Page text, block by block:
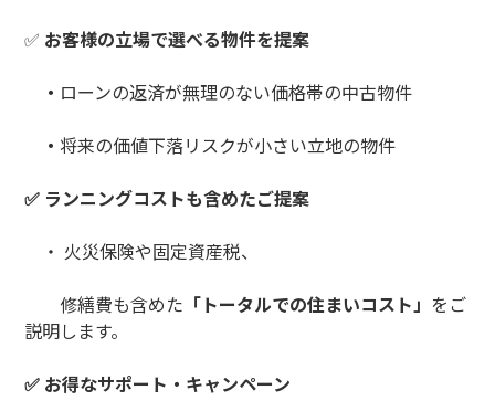
✅ お客様の立場で選べる物件を提案
・ ローンの返済が無理のない価格帯の中古物件
・ 将来の価値下落リスクが小さい立地の物件
✅ ランニングコストも含めたご提案
・ 火災保険や固定資産税、
修繕費も含めた 「トータルでの住まいコスト」 をご
説明します。
✅ お得なサポート・キャンペーン